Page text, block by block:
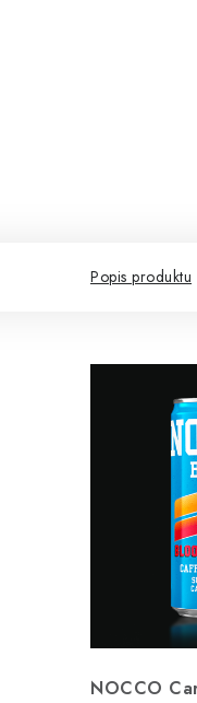
Popis produktu
NOCCO